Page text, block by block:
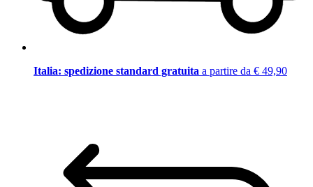
Italia: spedizione standard gratuita a partire da € 49,90